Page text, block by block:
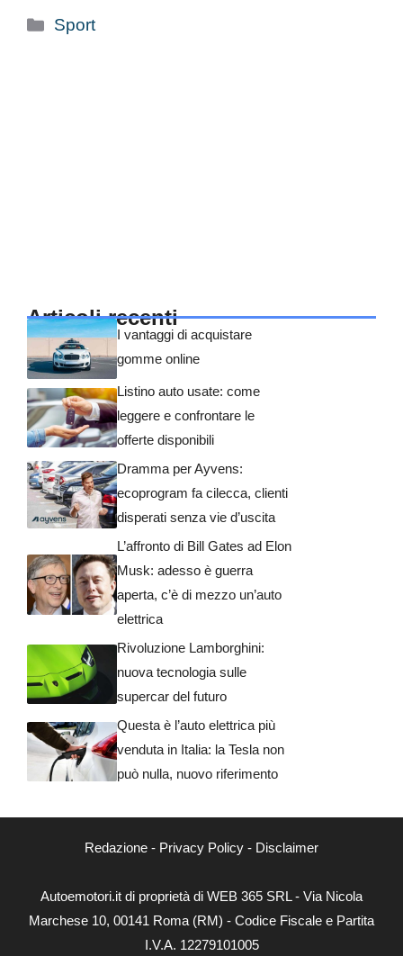
Categorie
Sport
Articoli recenti
I vantaggi di acquistare
gomme online
Listino auto usate: come
leggere e confrontare le
offerte disponibili
Dramma per Ayvens:
ecoprogram fa cilecca, clienti
disperati senza vie d’uscita
L’affronto di Bill Gates ad Elon
Musk: adesso è guerra
aperta, c’è di mezzo un’auto
elettrica
Rivoluzione Lamborghini:
nuova tecnologia sulle
supercar del futuro
Questa è l’auto elettrica più
venduta in Italia: la Tesla non
può nulla, nuovo riferimento
Redazione - Privacy Policy - Disclaimer
Autoemotori.it di proprietà di WEB 365 SRL - Via Nicola
Marchese 10, 00141 Roma (RM) - Codice Fiscale e Partita
I.V.A. 12279101005